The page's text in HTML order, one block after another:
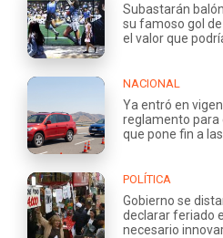
Subastarán
su famoso gol
el valor que
NACIONAL
Ya entró en
reglamento para
que pone fin a
POLÍTICA
Gobierno se
declarar feriado
necesario